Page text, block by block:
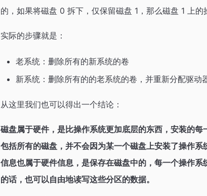
的，如果将磁盘 0 拆下，仅保留磁盘 1，那么磁盘 1 上的
实际的步骤就是：
老系统：删除所有的新系统的卷
新系统：删除所有的的老系统的卷，并重新分配驱动
从这里我们也可以得出一个结论：
磁盘属于硬件，是比操作系统更加底层的东西，安装的
包括所有的磁盘，并不会因为某一个磁盘上安装了操作
信息也属于硬件信息，是保存在磁盘中的，每一个操作
的话，也可以自由地读写这些分区的数据。